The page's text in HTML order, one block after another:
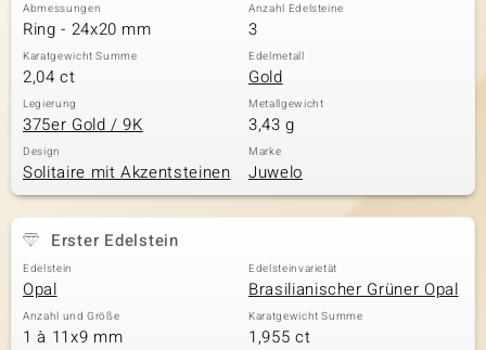
Classics
Abmessungen
Ring - 24x20 mm
Anzahl Edelsteine
3
Karatgewicht Summe
2,04 ct
Edelmetall
Gold
Legierung
375er Gold / 9K
Metallgewicht
3,43 g
Design
Solitaire mit Akzentsteinen
Marke
Juwelo
Erster Edelstein
Edelstein
Opal
Edelsteinvarietät
Brasilianischer Grüner Opal
Anzahl und Größe
1 à 11x9 mm
Karatgewicht Summe
1,955 ct